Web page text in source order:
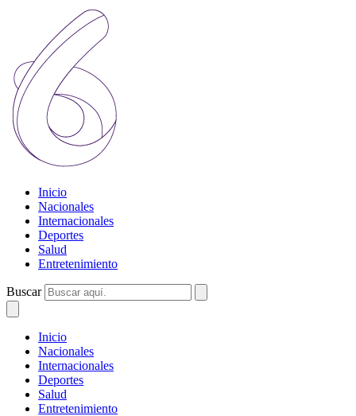
Inicio
Nacionales
Internacionales
Deportes
Salud
Entretenimiento
Buscar
Inicio
Nacionales
Internacionales
Deportes
Salud
Entretenimiento